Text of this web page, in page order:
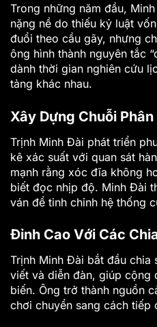
Trong những năm đầu,
nặng nề do thiếu kỷ luật
đuổi theo cầu gãy, nhưng
ông hình thành nguyên tắc
dành thời gian nghiên cứu
tảng khác nhau.
Xây Dựng Chuỗi
Trịnh Minh Đài phát triển
kê xác suất với quan sát
mạnh rằng xóc đĩa không
biết đọc nhịp độ. Minh Đài
ván để tinh chỉnh hệ thống
Đỉnh Cao Với Các
Trịnh Minh Đài bắt đầu chia
viết và diễn đàn, giúp cộng
biến. Ông trở thành nguồn
chơi chuyển sang cách tiếp